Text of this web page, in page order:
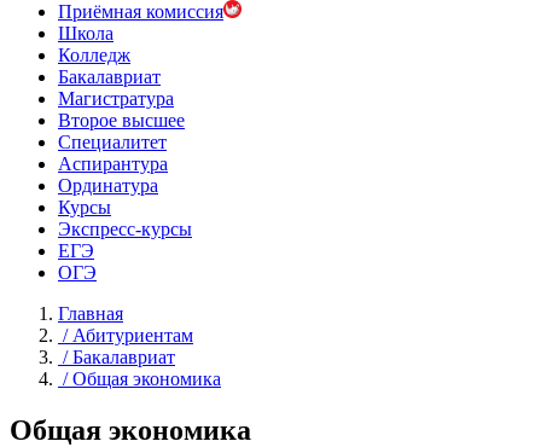
Приёмная комиссия
Школа
Колледж
Бакалавриат
Магистратура
Второе высшее
Специалитет
Аспирантура
Ординатура
Курсы
Экспресс-курсы
ЕГЭ
ОГЭ
Главная
/Абитуриентам
/Бакалавриат
/Общая экономика
Общая экономика